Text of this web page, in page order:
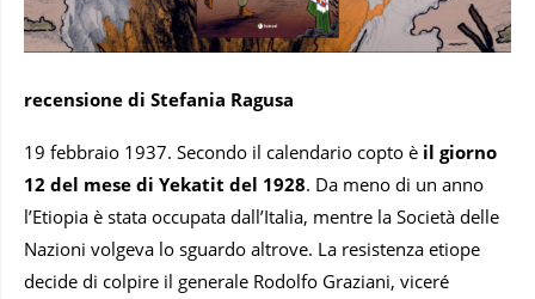
recensione di Stefania Ragusa
19 febbraio 1937. Secondo il calendario copto è il giorno
12 del mese di Yekatit del 1928. Da meno di un anno
l’Etiopia è stata occupata dall’Italia, mentre la Società delle
Nazioni volgeva lo sguardo altrove. La resistenza etiope
decide di colpire il generale Rodolfo Graziani, viceré